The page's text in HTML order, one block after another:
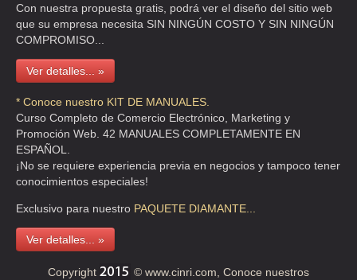
Con nuestra propuesta gratis, podrá ver el diseño del sitio web
que su empresa necesita SIN NINGÚN COSTO Y SIN NINGÚN
COMPROMISO...
Ver detalles... »
* Conoce nuestro KIT DE MANUALES.
Curso Completo de Comercio Electrónico, Marketing y
Promoción Web. 42 MANUALES COMPLETAMENTE EN
ESPAÑOL.
¡No se requiere experiencia previa en negocios y tampoco tener
conocimientos especiales!
Exclusivo para nuestro PAQUETE DIAMANTE...
Ver detalles... »
Copyright
© www.cinri.com, Conoce nuestros